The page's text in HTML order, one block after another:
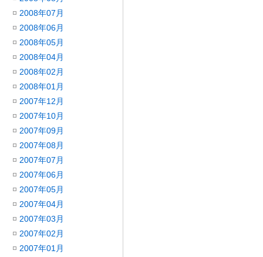
2008年07月
2008年06月
2008年05月
2008年04月
2008年02月
2008年01月
2007年12月
2007年10月
2007年09月
2007年08月
2007年07月
2007年06月
2007年05月
2007年04月
2007年03月
2007年02月
2007年01月